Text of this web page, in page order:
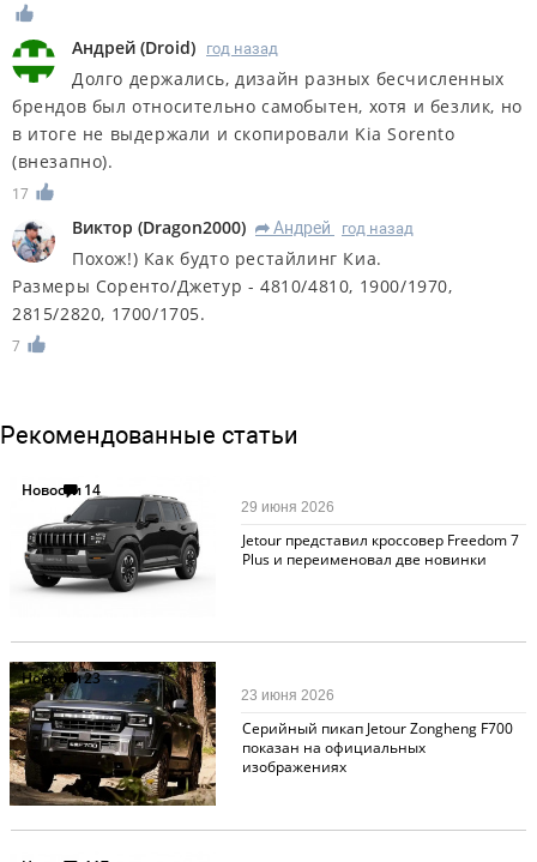
Андрей (Droid) год назад
Долго держались, дизайн разных бесчисленных
брендов был относительно самобытен, хотя и безлик, но
в итоге не выдержали и скопировали Kia Sorento
(внезапно).
17
Виктор (Dragon2000) R Андрей год назад
Похож!) Как будто рестайлинг Киа.
Размеры Соренто/Джетур - 4810/4810, 1900/1970,
2815/2820, 1700/1705.
7
Рекомендованные статьи
Новости14
Jetour представил кроссовер Freedom 7
Plus и переименовал две новинки
29 июня 2026
Новости23
Серийный пикап Jetour Zongheng F700
показан на официальных
изображениях
23 июня 2026